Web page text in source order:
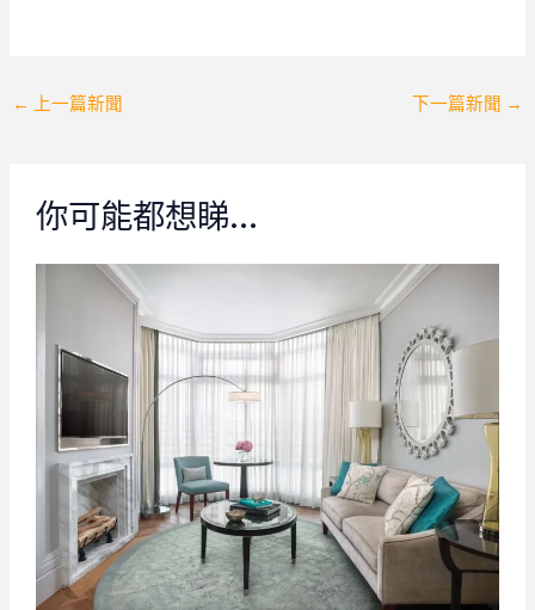
Post
← 上一篇新聞 下一篇新聞 →
你可能都想睇…